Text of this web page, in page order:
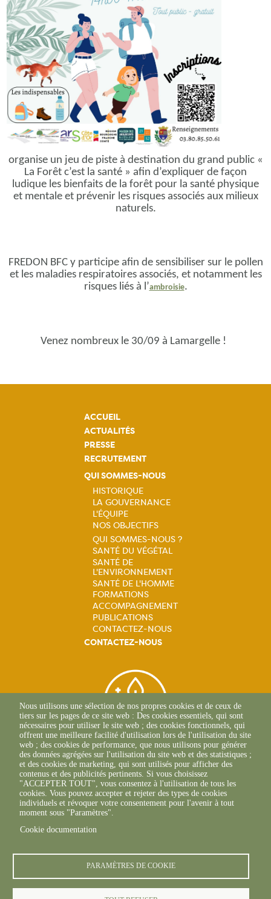
organise un jeu de piste à destination du grand public «
La Forêt c’est la santé » afin d’expliquer de façon
ludique les bienfaits de la forêt pour la santé physique
et mentale et prévenir les risques associés aux milieux
naturels.
FREDON BFC y participe afin de sensibiliser sur le pollen
et les maladies respiratoires associés, et notamment les
risques liés à l’ambroisie.
Venez nombreux le 30/09 à Lamargelle !
ACCUEIL
ACTUALITÉS
PRESSE
RECRUTEMENT
QUI SOMMES-NOUS
Navigation
principale
HISTORIQUE
LA GOUVERNANCE
L'ÉQUIPE
NOS OBJECTIFS
Navigation
principale
QUI SOMMES-NOUS ?
SANTÉ DU VÉGÉTAL
SANTÉ DE
L'ENVIRONNEMENT
SANTÉ DE L'HOMME
FORMATIONS
ACCOMPAGNEMENT
PUBLICATIONS
CONTACTEZ-NOUS
CONTACTEZ-NOUS
BEAUNE
03 80 25 95 45
ECOLE-VALENTIN
03 81 47 79 20
Nous utilisons une sélection de nos propres cookies et de ceux de
tiers sur les pages de ce site web : Des cookies essentiels, qui sont
nécessaires pour utiliser le site web ; des cookies fonctionnels, qui
offrent une meilleure facilité d'utilisation lors de l'utilisation du site
web ; des cookies de performance, que nous utilisons pour générer
des données agrégées sur l'utilisation du site web et des statistiques ;
et des cookies de marketing, qui sont utilisés pour afficher des
contenus et des publicités pertinents. Si vous choisissez
"ACCEPTER TOUT", vous consentez à l'utilisation de tous les
cookies. Vous pouvez accepter et rejeter des types de cookies
individuels et révoquer votre consentement pour l'avenir à tout
moment sous "Paramètres".
Cookie documentation
PARAMÈTRES DE COOKIE